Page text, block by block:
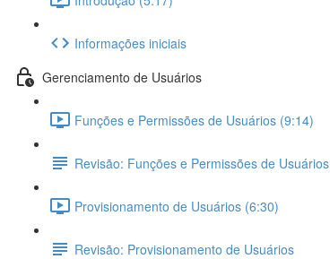
Informações iniciais
Gerenciamento de Usuários
Funções e Permissões de Usuários (9:14)
Revisão: Funções e Permissões de Usuários
Provisionamento de Usuários (6:30)
Revisão: Provisionamento de Usuários